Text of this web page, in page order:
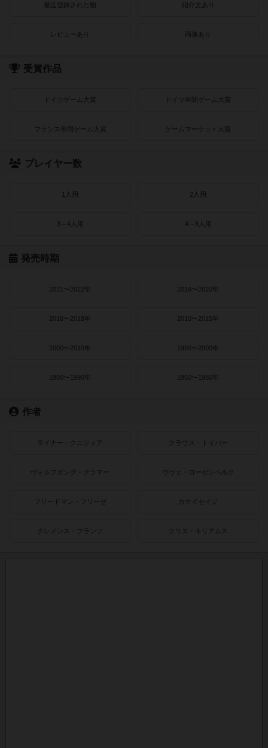
最近登録された順 紹介文あり
レビューあり 画像あり
受賞作品
ドイツゲーム大賞 ドイツ年間ゲーム大賞
フランス年間ゲーム大賞 ゲームマーケット大賞
プレイヤー数
1人用 2人用
3～4人用 4～8人用
発売時期
2021〜2022年 2019〜2020年
2016〜2018年 2010〜2015年
2000〜2010年 1990〜2000年
1980〜1990年 1950〜1980年
作者
ライナー・クニツィア クラウス・トイバー
ヴォルフガング・クラマー ウヴェ・ローゼンベルク
フリードマン・フリーゼ カナイセイジ
クレメンス・フランツ クリス・キリアムス